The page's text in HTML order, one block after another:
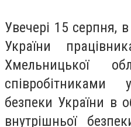
Увечері 15 серпня,
України
Хмельницької
співробітниками
безпеки України в
внутрішньої